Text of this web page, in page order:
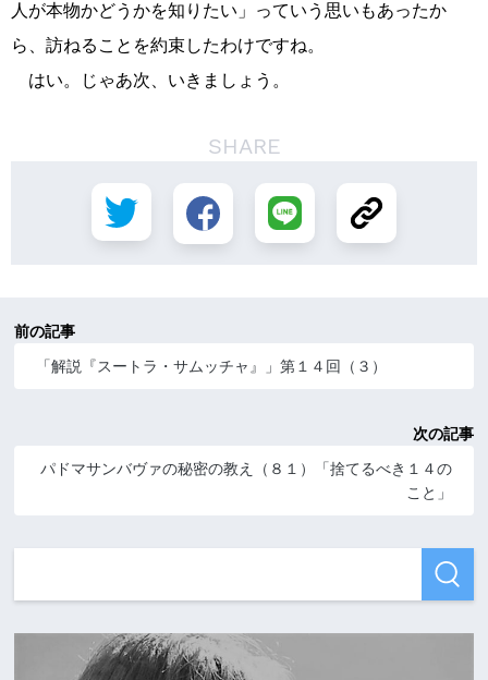
人が本物かどうかを知りたい」っていう思いもあったか
ら、訪ねることを約束したわけですね。
はい。じゃあ次、いきましょう。
SHARE
前の記事
「解説『スートラ・サムッチャ』」第１４回（３）
次の記事
パドマサンバヴァの秘密の教え（８１）「捨てるべき１４の
こと」